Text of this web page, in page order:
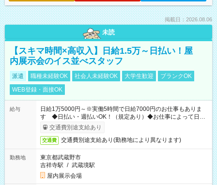
掲載日：2026.08.06
未読
【スキマ時間×高収入】日給1.5万～日払い！屋
内展示会のイス並べスタッフ
派遣 職種未経験OK 社会人未経験OK 大学生歓迎
ブランクOK
WEB登録・面接OK
給与
日給1万5000円～※実働5時間で日給7000円のお仕事もありま
す ◆日払い・週払いOK！（規定あり）◆お仕事によって日給
も異なります
交通費別途支給あり
交通費 交通費別途支給あり(勤務地により異なります)
勤務地
東京都武蔵野市
吉祥寺駅 / 武蔵境駅
屋内展示会場